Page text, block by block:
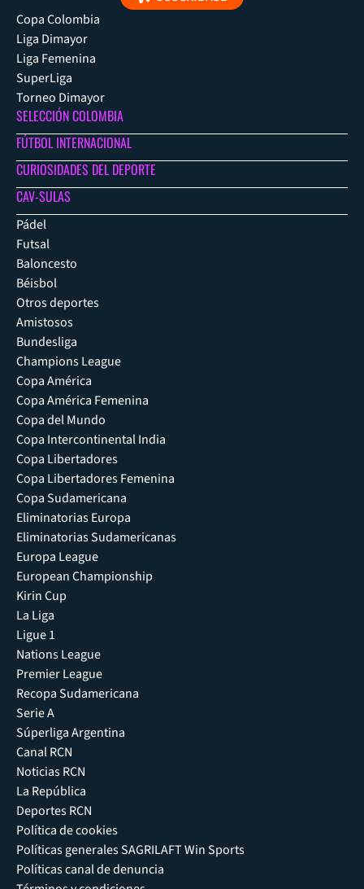
Copa Colombia
Liga Dimayor
Liga Femenina
SuperLiga
Torneo Dimayor
SELECCIÓN COLOMBIA
FÚTBOL INTERNACIONAL
CURIOSIDADES DEL DEPORTE
CAV-SULAS
Pádel
Futsal
Baloncesto
Béisbol
Otros deportes
Amistosos
Bundesliga
Champions League
Copa América
Copa América Femenina
Copa del Mundo
Copa Intercontinental India
Copa Libertadores
Copa Libertadores Femenina
Copa Sudamericana
Eliminatorias Europa
Eliminatorias Sudamericanas
Europa League
European Championship
Kirin Cup
La Liga
Ligue 1
Nations League
Premier League
Recopa Sudamericana
Serie A
Súperliga Argentina
Canal RCN
Noticias RCN
La República
Deportes RCN
Política de cookies
Políticas generales SAGRILAFT Win Sports
Políticas canal de denuncia